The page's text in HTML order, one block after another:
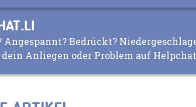
Angespannt? Bedrückt?
dein Anliegen oder Problem auf